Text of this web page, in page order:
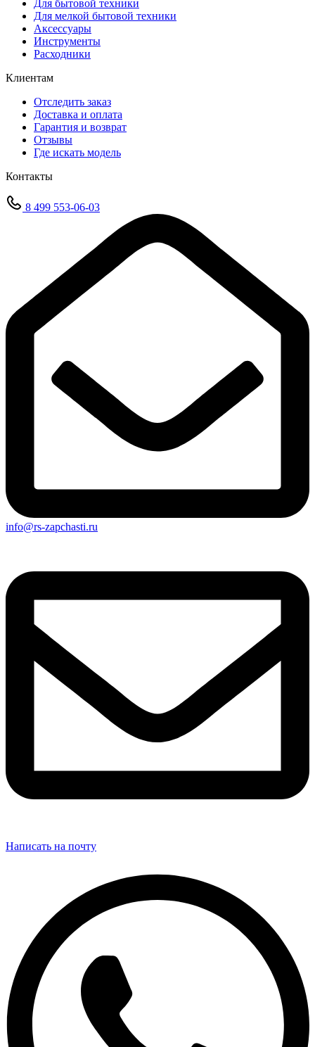
Для бытовой техники
Для мелкой бытовой техники
Аксессуары
Инструменты
Расходники
Клиентам
Отследить заказ
Доставка и оплата
Гарантия и возврат
Отзывы
Где искать модель
Контакты
8 499 553-06-03
info@rs-zapchasti.ru
Написать на почту